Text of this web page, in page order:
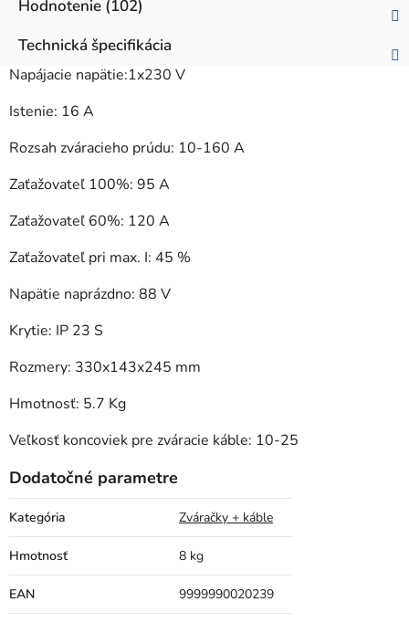
Hodnotenie (102)
Technická špecifikácia
Napájacie napätie:1x230 V
Istenie: 16 A
Rozsah zváracieho prúdu: 10-160 A
Zaťažovateľ 100%: 95 A
Zaťažovateľ 60%: 120 A
Zaťažovateľ pri max. I: 45 %
Napätie naprázdno: 88 V
Krytie: IP 23 S
Rozmery: 330x143x245 mm
Hmotnosť: 5.7 Kg
Veľkosť koncoviek pre zváracie káble: 10-25
Dodatočné parametre
Kategória Zváračky + káble
Hmotnosť 8 kg
EAN 9999990020239